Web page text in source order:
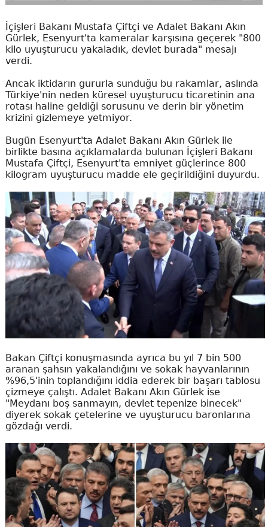
İçişleri Bakanı Mustafa Çiftçi ve Adalet Bakanı Akın
Gürlek, Esenyurt'ta kameralar karşısına geçerek "800
kilo uyuşturucu yakaladık, devlet burada" mesajı
verdi.
Ancak iktidarın gururla sunduğu bu rakamlar, aslında
Türkiye'nin neden küresel uyuşturucu ticaretinin ana
rotası haline geldiği sorusunu ve derin bir yönetim
krizini gizlemeye yetmiyor.
Bugün Esenyurt'ta Adalet Bakanı Akın Gürlek ile
birlikte basına açıklamalarda bulunan İçişleri Bakanı
Mustafa Çiftçi, Esenyurt'ta emniyet güçlerince 800
kilogram uyuşturucu madde ele geçirildiğini duyurdu.
Bakan Çiftçi konuşmasında ayrıca bu yıl 7 bin 500
aranan şahsın yakalandığını ve sokak hayvanlarının
%96,5'inin toplandığını iddia ederek bir başarı tablosu
çizmeye çalıştı. Adalet Bakanı Akın Gürlek ise
"Meydanı boş sanmayın, devlet tepenize binecek"
diyerek sokak çetelerine ve uyuşturucu baronlarına
gözdağı verdi.